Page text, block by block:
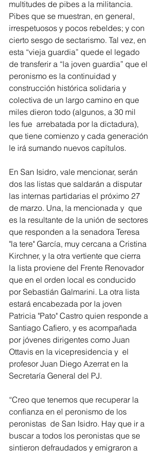
multitudes de pibes a la militancia.
Pibes que se muestran, en general,
irrespetuosos y pocos rebeldes; y con
cierto sesgo de sectarismo. Tal vez, en
esta “vieja guardia” quede el legado
de transferir a “la joven guardia” que el
peronismo es la continuidad y
construcción histórica solidaria y
colectiva de un largo camino en que
miles dieron todo (algunos, a 30 mil
les fue  arrebatada por la dictadura),
que tiene comienzo y cada generación
le irá sumando nuevos capítulos.
En San Isidro, vale mencionar, serán
dos las listas que saldarán a disputar
las internas partidarias el próximo 27
de marzo. Una, la mencionada y  que
es la resultante de la unión de sectores
que responden a la senadora Teresa
"la tere" García, muy cercana a Cristina
Kirchner, y la otra vertiente que cierra
la lista proviene del Frente Renovador
que en el orden local es conducido
por Sebastián Galmarini. La otra lista
estará encabezada por la joven
Patricia "Pato" Castro quien responde a
Santiago Cafiero, y es acompañada
por jóvenes dirigentes como Juan
Ottavis en la vicepresidencia y  el
profesor Juan Diego Azerrat en la
Secretaría General del PJ.
“Creo que tenemos que recuperar la
confianza en el peronismo de los
peronistas  de San Isidro. Hay que ir a
buscar a todos los peronistas que se
sintieron defraudados y emigraron a